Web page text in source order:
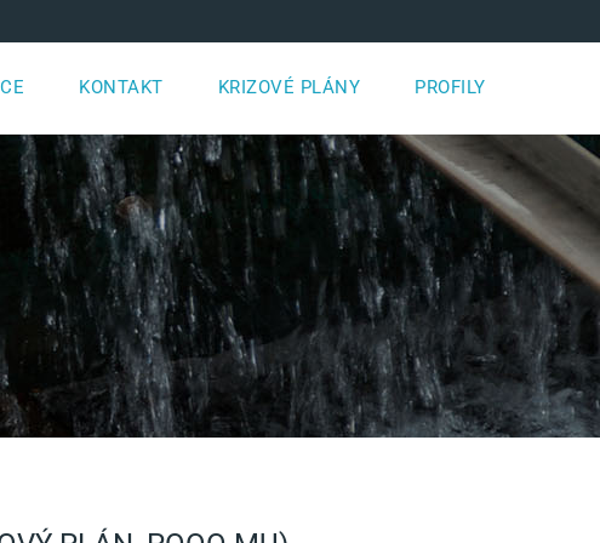
KONTAKT KRIZOVÉ PLÁNY PROFILY